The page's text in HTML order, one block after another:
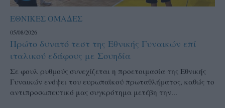
ΕΘΝΙΚΕΣ ΟΜΑΔΕΣ
05/08/2026
Πρώτο δυνατό τεστ της Εθνικής Γυναικών επί
ιταλικού εδάφους με Σουηδία
Σε φουλ ρυθμούς συνεχίζεται η προετοιμασία της Εθνικής
Γυναικών ενόψει του ευρωπαϊκού πρωταθλήματος, καθώς το
αντιπροσωπευτικό μας συγκρότημα μετέβη την...